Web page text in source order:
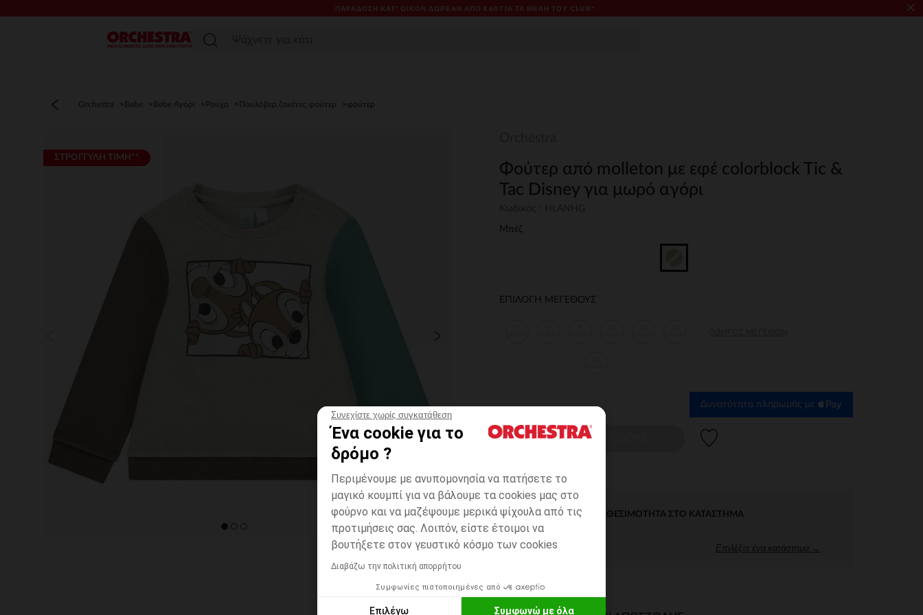
Συνεχίστε χωρίς συγκατάθεση
Ένα cookie για το
δρόμο ?
Περιμένουμε με ανυπομονησία να πατήσετε το
μαγικό κουμπί για να βάλουμε τα cookies μας στο
φούρνο και να μαζέψουμε μερικά ψίχουλα από τις
προτιμήσεις σας. Λοιπόν, είστε έτοιμοι να
βουτήξετε στον γευστικό κόσμο των cookies
Διαβάζω την πολιτική απορρήτου
Συμφωνίες πιστοποιημένες από
Επιλέγω Συμφωνώ με όλα
ΠΑΡΆΔΟΣΗ ΚΑΤ' ΟΊΚΟΝ ΔΩΡΕΑΝ ΑΠΌ €60 ΓΙΑ ΤΑ ΜΈΛΗ ΤΟΥ CLUB* ×
Μενού
Orchestra Bebe Bebe Αγόρι Ρούχα Πουλόβερ,ζακέτες,φούτερ φούτερ
ΣΤΡΟΓΓΥΛΗ ΤΙΜΗ**
Φούτερ από molleton με εφέ colorblock Tic &
Tac Disney για μωρό αγόρι
Μπέζ
ΕΠΙΛΟΓΗ ΜΕΓΕΘΟΥΣ
Δυνατότητα πληρωμής με
ΕΠΙΛΟΓΗ ΜΕΓΕΘΟΥΣ
ΆΜΕΣΗ ΔΙΑΘΕΣΙΜΌΤΗΤΑ ΣΤΟ ΚΑΤΆΣΤΗΜΑ
Επιλέξτε ένα κατάστημα →